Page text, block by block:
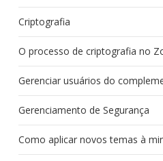
Criptografia
O processo de criptografia no
Gerenciar usuários do
Gerenciamento de Segurança
Como aplicar novos temas à